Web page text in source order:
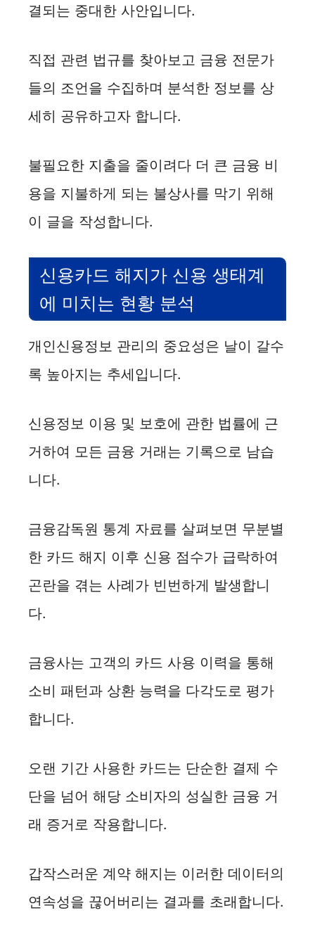
결되는 중대한 사안입니다.
직접 관련 법규를 찾아보고 금융 전문가
들의 조언을 수집하며 분석한 정보를 상
세히 공유하고자 합니다.
불필요한 지출을 줄이려다 더 큰 금융 비
용을 지불하게 되는 불상사를 막기 위해
이 글을 작성합니다.
신용카드 해지가 신용 생태계
에 미치는 현황 분석
개인신용정보 관리의 중요성은 날이 갈수
록 높아지는 추세입니다.
신용정보 이용 및 보호에 관한 법률에 근
거하여 모든 금융 거래는 기록으로 남습
니다.
금융감독원 통계 자료를 살펴보면 무분별
한 카드 해지 이후 신용 점수가 급락하여
곤란을 겪는 사례가 빈번하게 발생합니
다.
금융사는 고객의 카드 사용 이력을 통해
소비 패턴과 상환 능력을 다각도로 평가
합니다.
오랜 기간 사용한 카드는 단순한 결제 수
단을 넘어 해당 소비자의 성실한 금융 거
래 증거로 작용합니다.
갑작스러운 계약 해지는 이러한 데이터의
연속성을 끊어버리는 결과를 초래합니다.